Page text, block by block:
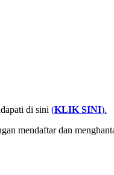
di sini (KLIK SINI).
mendaftar dan